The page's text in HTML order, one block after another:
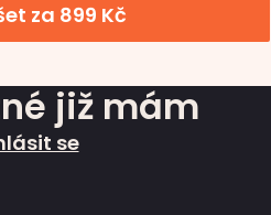
za 899 Kč
již mám
se